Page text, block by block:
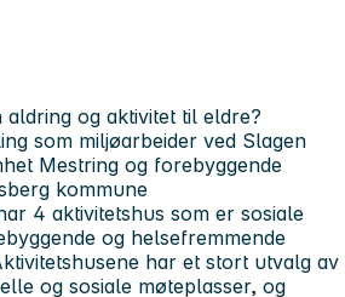
og aktivitet til eldre?
som miljøarbeider ved Slagen
Mestring og forebyggende
kommune
4 aktivitetshus som er sosiale
og helsefremmende
har et stort utvalg av
og sosiale møteplasser, og